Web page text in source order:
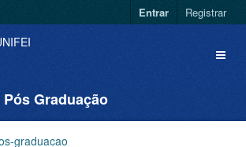
Entrar Registrar
Pós Graduação